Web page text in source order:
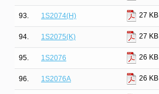
93. 1S2074(H) 27 KB
94. 1S2075(K) 27 KB
95. 1S2076 26 KB
96. 1S2076A 26 KB